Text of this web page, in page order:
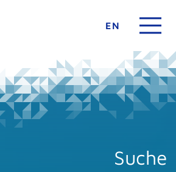
EN
Suche